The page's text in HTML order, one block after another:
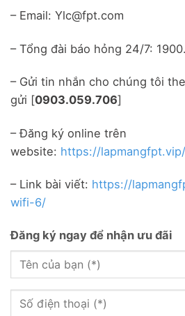
– Email: Ylc@fpt.com
– Tổng đài báo hỏng 24/7:
– Gửi tin nhắn cho chúng tôi
gửi [0903.059.706]
– Đăng ký online trên
website: https://
– Link bài viết: https://
wifi-6/
Đăng ký ngay để nhận ưu đãi